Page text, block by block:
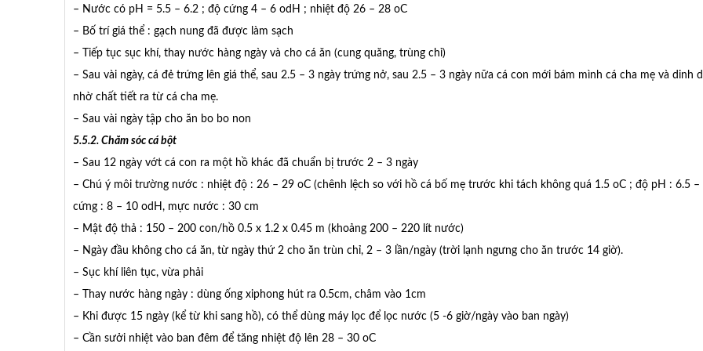
– Nước có pH = 5.5 – 6.2 ; độ cứng 4 – 6 odH ; nhiệt độ 26 – 28 oC
– Bố trí giá thể : gạch nung đã được làm sạch
– Tiếp tục sục khí, thay nước hàng ngày và cho cá ăn (cung quăng, trùng chỉ)
– Sau vài ngày, cá đẻ trứng lên giá thể, sau 2.5 – 3 ngày trứng nở, sau 2.5 – 3 ngày nữa cá con mới bám mình cá cha mẹ và dinh
nhờ chất tiết ra từ cá cha mẹ.
– Sau vài ngày tập cho ăn bo bo non
5.5.2. Chăm sóc cá bột
– Sau 12 ngày vớt cá con ra một hồ khác đã chuẩn bị trước 2 – 3 ngày
– Chú ý môi trường nước : nhiệt độ : 26 – 29 oC (chênh lệch so với hồ cá bố mẹ trước khi tách không quá 1.5 oC ; độ pH : 6.5 –
cứng : 8 – 10 odH, mực nước : 30 cm
– Mật độ thả : 150 – 200 con/hồ 0.5 x 1.2 x 0.45 m (khoảng 200 – 220 lít nước)
– Ngày đầu không cho cá ăn, từ ngày thứ 2 cho ăn trùn chỉ, 2 – 3 lần/ngày (trời lạnh ngưng cho ăn trước 14 giờ).
– Sục khí liên tục, vừa phải
– Thay nước hàng ngày : dùng ống xiphong hút ra 0.5cm, châm vào 1cm
– Khi được 15 ngày (kể từ khi sang hồ), có thể dùng máy lọc để lọc nước (5 -6 giờ/ngày vào ban ngày)
– Cần sưởi nhiệt vào ban đêm để tăng nhiệt độ lên 28 – 30 oC